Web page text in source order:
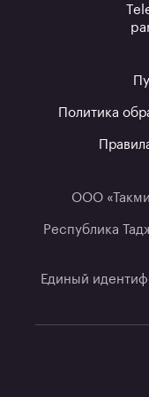
Политика
ООО
Республика
Единый